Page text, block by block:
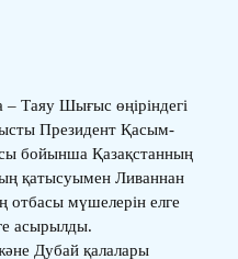
Таяу Шығыс өңіріндегі
Президент Қасым-
бойынша Қазақстанның
қатысуымен Ливаннан
отбасы мүшелерін елге
асырылды.
Дубай қалалары